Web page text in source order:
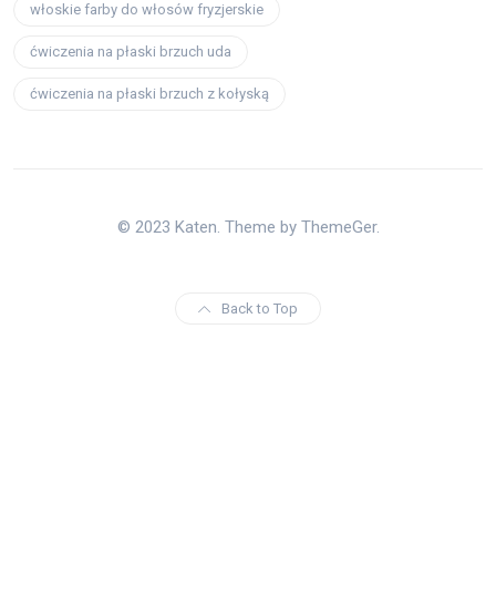
włoskie farby do włosów fryzjerskie
ćwiczenia na płaski brzuch uda
ćwiczenia na płaski brzuch z kołyską
© 2023 Katen. Theme by ThemeGer.
Back to Top